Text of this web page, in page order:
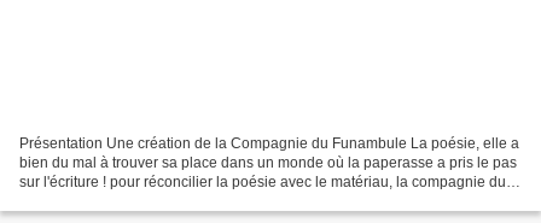
Présentation Une création de la Compagnie du Funambule La poésie, elle a
bien du mal à trouver sa place dans un monde où la paperasse a pris le pas
sur l'écriture ! pour réconcilier la poésie avec le matériau, la compagnie du